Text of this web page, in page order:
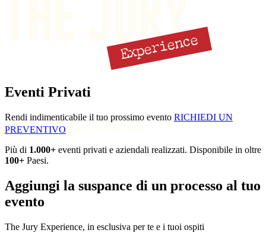
Eventi Privati
Rendi indimenticabile il tuo prossimo evento RICHIEDI UN
PREVENTIVO
Più di 1.000+ eventi privati e aziendali realizzati. Disponibile in oltre
100+ Paesi.
Aggiungi la suspance di un processo al tuo
evento
The Jury Experience, in esclusiva per te e i tuoi ospiti